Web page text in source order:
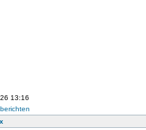
13:16